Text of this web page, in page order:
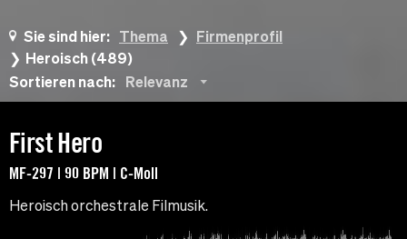
Sie sind hier: Thema
Firmenprofil
Heroisch (489)
Sortieren nach:
Relevanz
First Hero
MF-297 | 90 BPM | C-Moll
Heroisch orchestrale Filmusik.